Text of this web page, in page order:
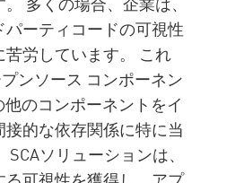
ーティコードの可視性
苦労しています。 これ
ンソース コンポーネン
他のコンポーネントをイ
接的な依存関係に特に当
ソリューションは、